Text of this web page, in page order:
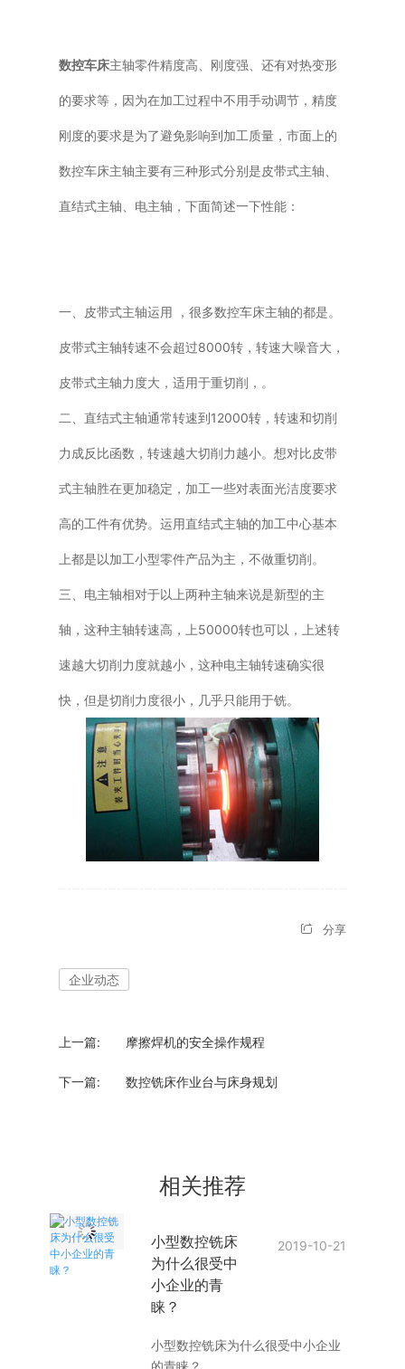
数控车床主轴零件精度高、刚度强、还有对热变形
的要求等，因为在加工过程中不用手动调节，精度
刚度的要求是为了避免影响到加工质量，市面上的
数控车床主轴主要有三种形式分别是皮带式主轴、
直结式主轴、电主轴，下面简述一下性能：
一、皮带式主轴运用 ，很多数控车床主轴的都是。
皮带式主轴转速不会超过8000转，转速大噪音大，
皮带式主轴力度大，适用于重切削，。
二、直结式主轴通常转速到12000转，转速和切削
力成反比函数，转速越大切削力越小。想对比皮带
式主轴胜在更加稳定，加工一些对表面光洁度要求
高的工件有优势。运用直结式主轴的加工中心基本
上都是以加工小型零件产品为主，不做重切削。
三、电主轴相对于以上两种主轴来说是新型的主
轴，这种主轴转速高，上50000转也可以，上述转
速越大切削力度就越小，这种电主轴转速确实很
快，但是切削力度很小，几乎只能用于铣。
分享
企业动态
上一篇: ​摩擦焊机的安全操作规程
下一篇: 数控铣床作业台与床身规划
相关推荐
小型数控铣床
为什么很受中
小企业的青
睐？
2019-10-21
小型数控铣床为什么很受中小企业
的青睐？